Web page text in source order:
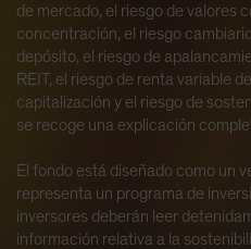
de mercado, el riesgo de valores
concentración, el riesgo
depósito, el riesgo de
REIT, el riesgo de renta variable
capitalización y el riesgo de
se recoge una explicación
El fondo está diseñado como un
representa un programa de
inversores deberán leer
información relativa a la